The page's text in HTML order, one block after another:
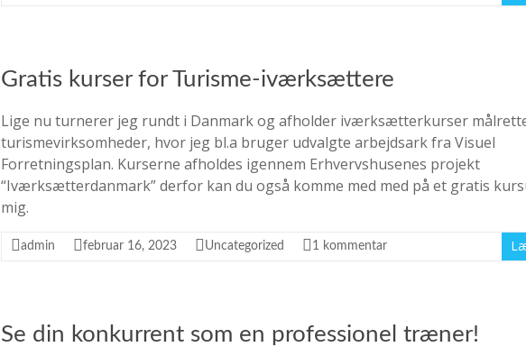
Gratis kurser for Turisme-iværksættere
Lige nu turnerer jeg rundt i Danmark og afholder iværksætterkurser
turismevirksomheder, hvor jeg bl.a bruger udvalgte arbejdsark fra Visuel
Forretningsplan. Kurserne afholdes igennem Erhvervshusenes projekt
“Iværksætterdanmark” derfor kan du også komme med med på et gratis
mig.
admin februar 16, 2023 Uncategorized 1 kommentar
Se din konkurrent som en professionel træner!